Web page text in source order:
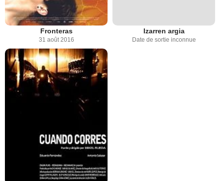
Fronteras
31 août 2016
Izarren argia
Date de sortie inconnue